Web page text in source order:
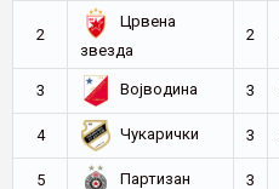
2
Црвена
звезда
2
3 Војводина 3
4 Чукарички 3
5 Партизан 3